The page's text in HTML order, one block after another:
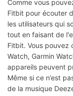
Comme vous
Fitbit pour écouter
les utilisateurs qui
tout en faisant de
Fitbit. Vous pouvez
Watch, Garmin
appareils peuvent
Même si ce n’est
de la musique